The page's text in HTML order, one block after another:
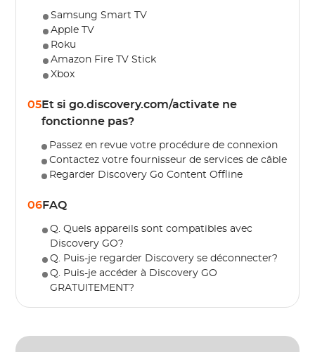
Samsung Smart TV
Apple TV
Roku
Amazon Fire TV Stick
Xbox
05Et si go.discovery.com/activate ne
fonctionne pas?
Passez en revue votre procédure de connexion
Contactez votre fournisseur de services de câble
Regarder Discovery Go Content Offline
06FAQ
Q. Quels appareils sont compatibles avec
Discovery GO?
Q. Puis-je regarder Discovery se déconnecter?
Q. Puis-je accéder à Discovery GO
GRATUITEMENT?